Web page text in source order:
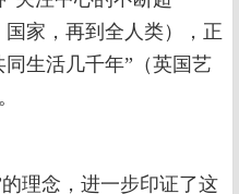
家，再到全人类），正
生活几千年”（英国艺
的理念，进一步印证了这